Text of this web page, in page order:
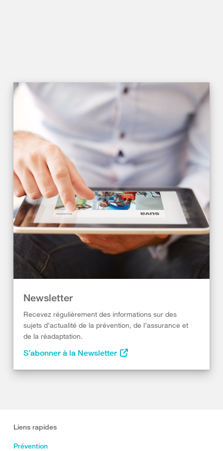
Newsletter
Recevez régulièrement des informations sur des
sujets d’actualité de la prévention, de l’assurance et
de la réadaptation.
S’abonner à la Newsletter
Liens rapides
Prévention